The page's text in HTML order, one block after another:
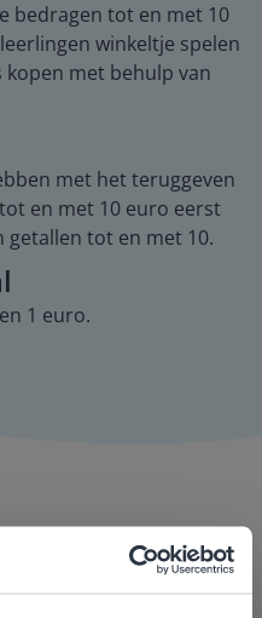
bedragen tot en met 10
winkeltje spelen
kopen met behulp van
met het teruggeven
en met 10 euro eerst
getallen tot en met 10.
1 euro.